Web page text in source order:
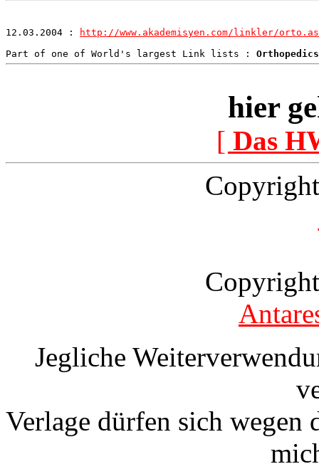
12.03.2004 :
http://www.akademisyen.com/linkler/
Part of one of World's largest Link lists :
hier
[ Das
Jegliche
Verlage dürfen sich wegen